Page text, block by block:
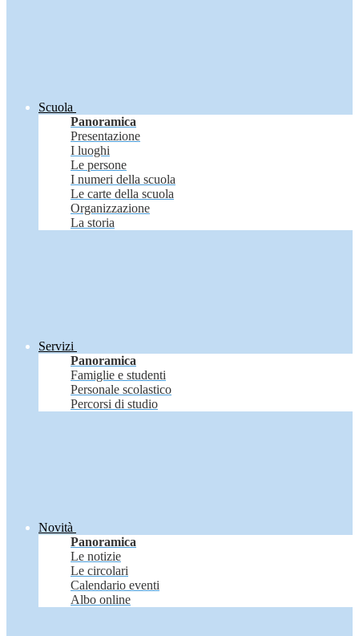
Scuola
Panoramica
Presentazione
I luoghi
Le persone
I numeri della scuola
Le carte della scuola
Organizzazione
La storia
Servizi
Panoramica
Famiglie e studenti
Personale scolastico
Percorsi di studio
Novità
Panoramica
Le notizie
Le circolari
Calendario eventi
Albo online